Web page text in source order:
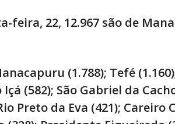
22, 12.967 são de
(1.788); Tefé
(582); São Gabriel da
Preto da Eva (421); Careiro